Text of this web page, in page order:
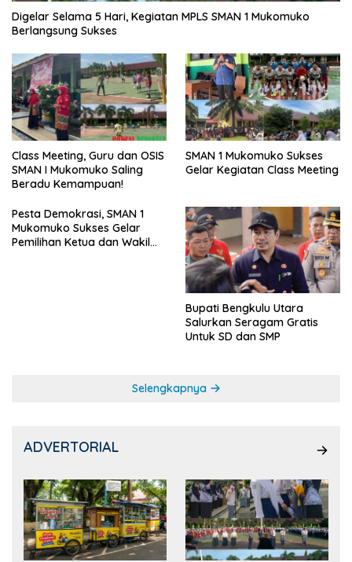
Digelar Selama 5 Hari, Kegiatan MPLS SMAN 1 Mukomuko
Berlangsung Sukses
Class Meeting, Guru dan OSIS
SMAN I Mukomuko Saling
Beradu Kemampuan!
SMAN 1 Mukomuko Sukses
Gelar Kegiatan Class Meeting
Pesta Demokrasi, SMAN 1
Mukomuko Sukses Gelar
Pemilihan Ketua dan Wakil
Bupati Bengkulu Utara
Salurkan Seragam Gratis
Untuk SD dan SMP
Selengkapnya
ADVERTORIAL